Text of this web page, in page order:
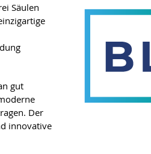
Säulen
gut
Der
innovative